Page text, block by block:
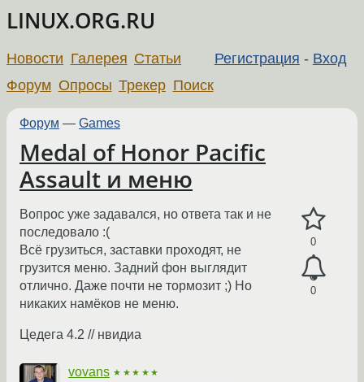
LINUX.ORG.RU
Регистрация - Вход
Новости Галерея Статьи
Форум Опросы Трекер Поиск
Форум — Games
Medal of Honor Pacific
Assault и меню
0
0
Вопрос уже задавался, но ответа так и не
последовало :(
Всё грузиться, заставки проходят, не
грузится меню. Задний фон выглядит
отлично. Даже почти не тормозит ;) Но
никаких намёков не меню.
Цедега 4.2 // нвидиа
vovans ★★★★★